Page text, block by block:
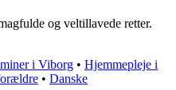
og veltillavede retter.
i Viborg • Hjemmepleje i
• Danske